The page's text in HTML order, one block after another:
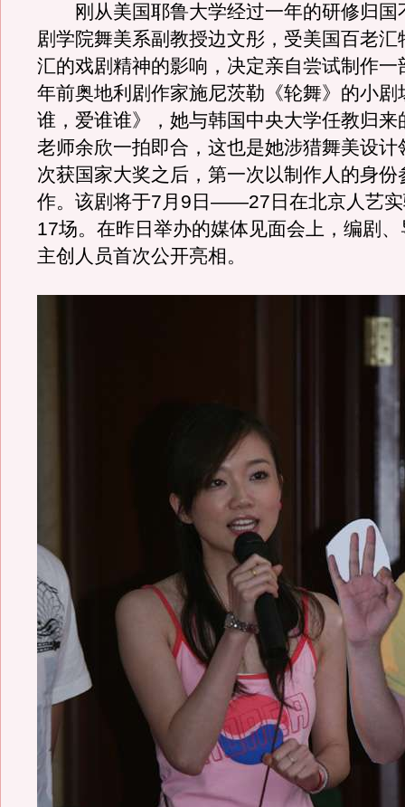
刚从美国耶鲁大学经过一年的研修归国
剧学院舞美系副教授边文彤，受美国百老汇
汇的戏剧精神的影响，决定亲自尝试制作一
年前奥地利剧作家施尼茨勒《轮舞》的小剧
谁，爱谁谁》，她与韩国中央大学任教归来
老师余欣一拍即合，这也是她涉猎舞美设计
次获国家大奖之后，第一次以制作人的身份
作。该剧将于7月9日——27日在北京人艺
17场。在昨日举办的媒体见面会上，编剧
主创人员首次公开亮相。